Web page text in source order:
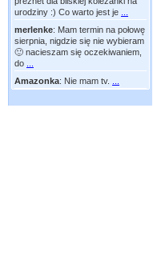
urodziny :) Co warto jest je
merlenke: Mam termin na połowę
sierpnia, nigdzie się nie wybieram
🙂 nacieszam się oczekiwaniem,
do
Amazonka: Nie mam tv.